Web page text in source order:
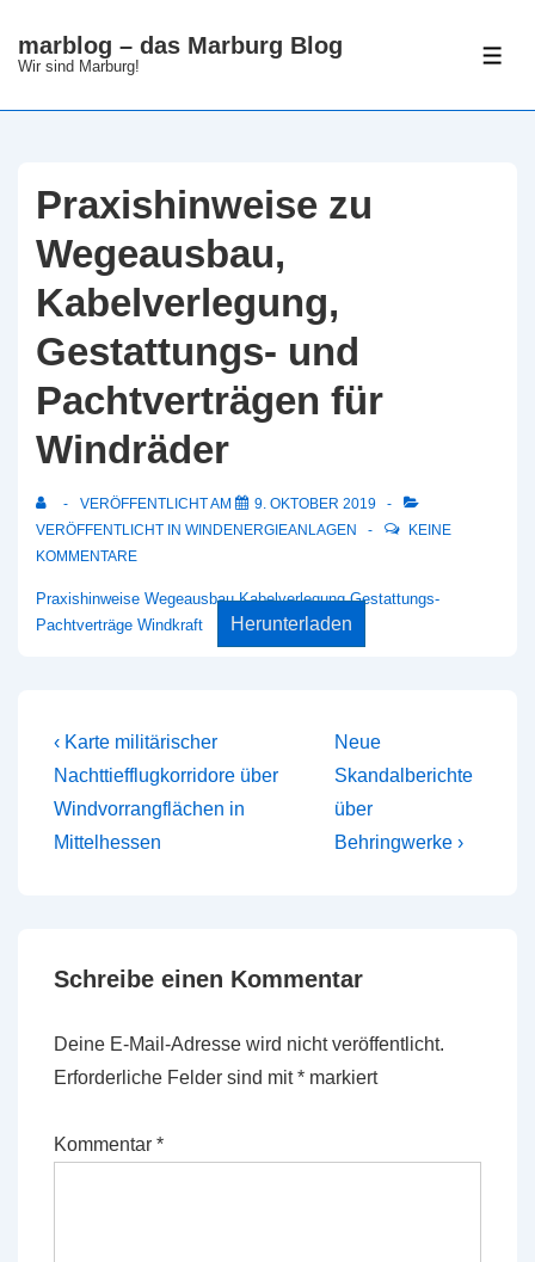
Zummarblog – das Marburg Blog
Wir sind Marburg!
Praxishinweise zu
Wegeausbau,
Kabelverlegung,
Gestattungs- und
Pachtverträgen für
Windräder
VERÖFFENTLICHT AM
9. OKTOBER 2019
VERÖFFENTLICHT IN WINDENERGIEANLAGEN
KEINE
KOMMENTARE
Praxishinweise Wegeausbau Kabelverlegung Gestattungs-
Pachtverträge Windkraft
Herunterladen
Beitragsnavigation
Vorheriger
Beitrag
ist
‹ Karte militärischer
Nachttiefflugkorridore über
Windvorrangflächen in
Mittelhessen
Nächster
Beitrag
ist
Neue
Skandalberichte
über
Behringwerke ›
Schreibe einen Kommentar
Deine E-Mail-Adresse wird nicht veröffentlicht.
Erforderliche Felder sind mit* markiert
Kommentar *